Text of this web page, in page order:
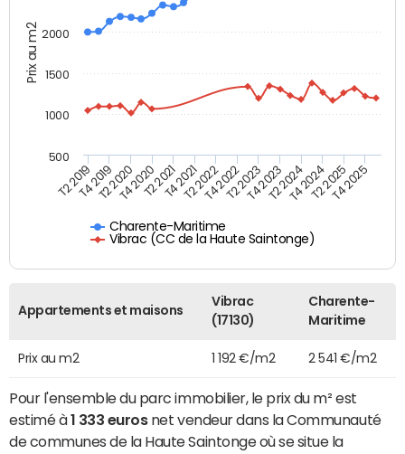
Prix au m2
Charente-Maritime
Vibrac (CC de la Haute Saintonge)
T2 2019T4 2019T2 2020T4 2020T2 2021T4 2021T2 2022T4 2022T2 2023T4 2023T2 2024T4 2024T2 2025T4 2025
500
1000
1500
2000
Appartements et maisons
Vibrac
(17130)
Charente-
Maritime
Prix au m2 1 192 €/m2 2 541 €/m2
Pour l'ensemble du parc immobilier, le prix du m² est
estimé à1 333 eurosnet vendeur dans la Communauté
de communes de la Haute Saintonge où se situe la